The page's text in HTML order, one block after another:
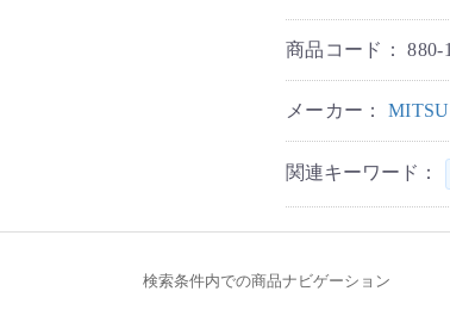
商品コード：880-
メーカー：
関連キーワード：
検索条件内での商品ナビゲーション